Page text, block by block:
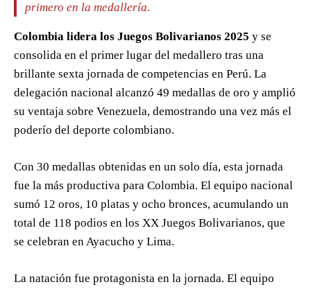
primero en la medallería.
Colombia lidera los Juegos Bolivarianos 2025 y se
consolida en el primer lugar del medallero tras una
brillante sexta jornada de competencias en Perú. La
delegación nacional alcanzó 49 medallas de oro y amplió
su ventaja sobre Venezuela, demostrando una vez más el
poderío del deporte colombiano.
Con 30 medallas obtenidas en un solo día, esta jornada
fue la más productiva para Colombia. El equipo nacional
sumó 12 oros, 10 platas y ocho bronces, acumulando un
total de 118 podios en los XX Juegos Bolivarianos, que
se celebran en Ayacucho y Lima.
La natación fue protagonista en la jornada. El equipo